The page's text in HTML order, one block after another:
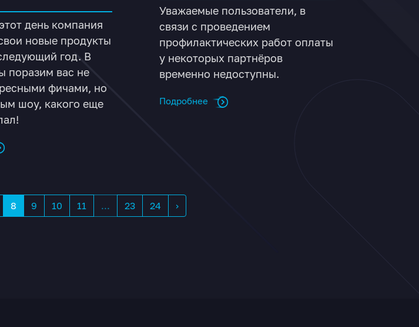
день компания
новые продукты
год. В
поразим вас не
фичами, но
шоу, какого еще
Уважаемые пользователи, в
связи с проведением
профилактических работ оплаты
у некоторых партнёров
временно недоступны.
Подробнее
8 9 10 11 ... 23 24 ›